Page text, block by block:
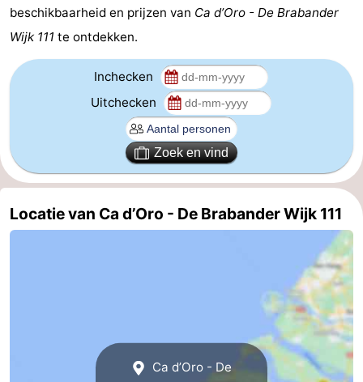
Kust
-
Knokke-
Heist
-
Zeebrugge
-
Wenduine
Weer
Contact
beschikbaarheid en prijzen van Ca d’Oro - De Brabander
Wijk 111 te ontdekken.
Inchecken
Uitchecken
Zoek en vind
Locatie van Ca d’Oro - De Brabander Wijk 111
Ca d’Oro - De